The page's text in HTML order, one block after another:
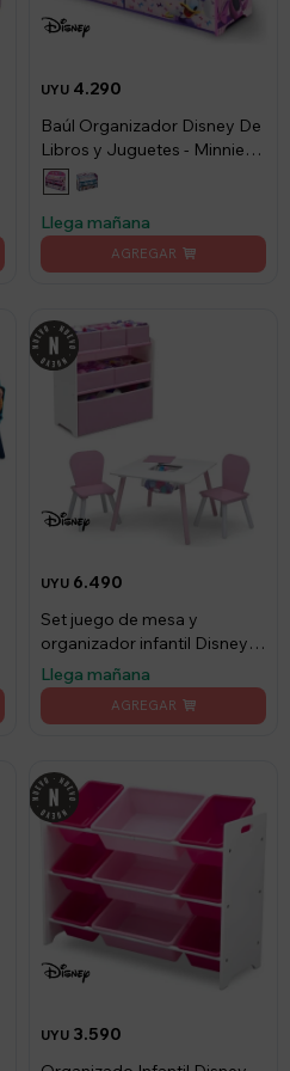
UYU 4.290
Baúl Organizador Disney De
Libros y Juguetes - Minnie
Mouse
Llega mañana
UYU 6.490
Set juego de mesa y
organizador infantil Disney
Rosa- blanco
Llega mañana
UYU 3.590